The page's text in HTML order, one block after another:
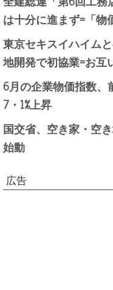
は十分に進まず=「
東京セキスイハイム
地開発で初協業=お互
6月の企業物価指数、
7・1%上昇
国交省、空き家・空
始動
広告